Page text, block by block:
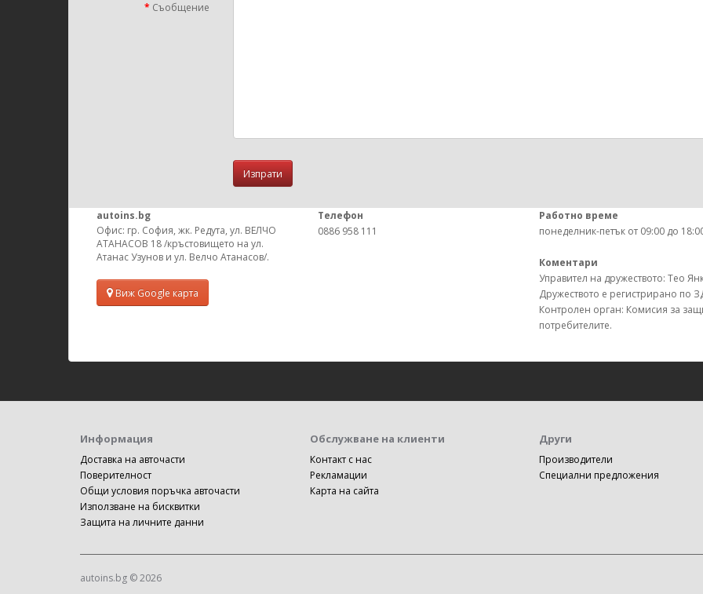
Съобщение
autoins.bg
Офис: гр. София, жк. Редута, ул. ВЕЛЧО
АТАНАСОВ 18 /кръстовището на ул.
Атанас Узунов и ул. Велчо Атанасов/.
Виж Google карта
Телефон
0886 958 111
Работно време
понеделник-петък от 09:00 до
Коментари
Управител на дружеството: Тео
Дружеството е регистрирано по
Контролен орган: Комисия за
потребителите.
Информация
Доставка на авточасти
Поверителност
Общи условия поръчка авточасти
Използване на бисквитки
Защита на личните данни
Обслужване на клиенти
Контакт с нас
Рекламации
Карта на сайта
Други
Производители
Специални предложения
autoins.bg © 2026